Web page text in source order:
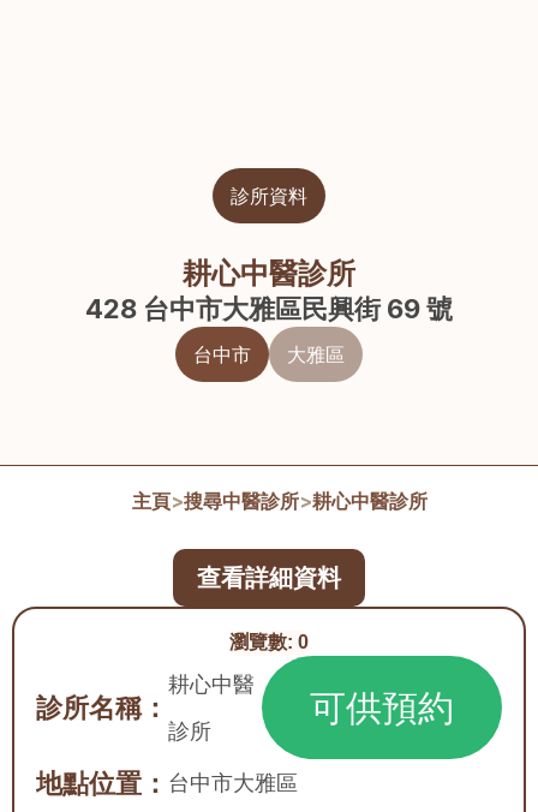
診所資料
耕心中醫診所
428 台中市大雅區民興街 69 號
台中市 大雅區
主頁>搜尋中醫診所>耕心中醫診所
瀏覽數: 0
診所名稱：
耕心中醫
診所
可供預約
地點位置： 台中市大雅區
查看詳細資料